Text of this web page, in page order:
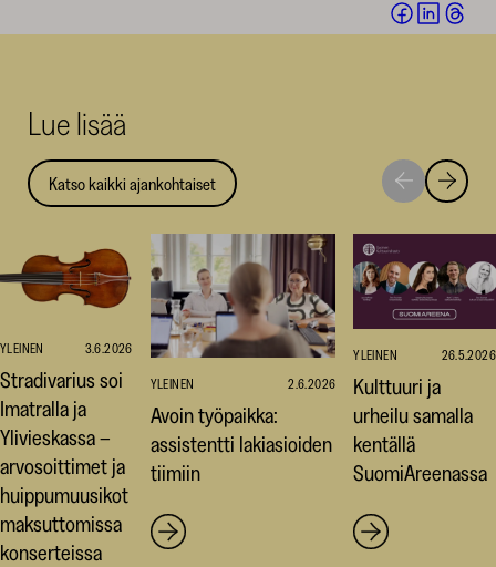
Jaa Jaa
Lue lisää
Katso kaikki ajankohtaiset
Siirry
seuraavaan
Siirry
YLEINEN 3.6.2026
Stradivarius soi
Imatralla ja
Ylivieskassa –
arvosoittimet ja
huippumuusikot
maksuttomissa
konserteissa
YLEINEN 2.6.2026
Avoin työpaikka:
assistentti lakiasioiden
tiimiin
YLEINEN 26.5.2026
Kulttuuri ja
urheilu samalla
kentällä
SuomiAreenassa